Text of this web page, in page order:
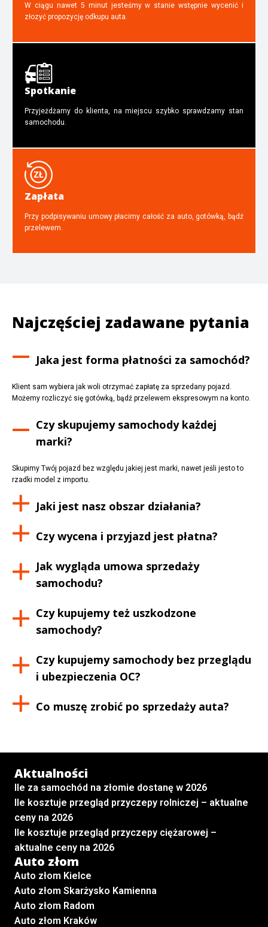
W ciągu nawet 5 minut jesteśmy w stanie wstępnie wycenić i
złozyć propozycję odkupu auta.
Spotkanie
Przyjeżdżamy do klienta, na miejscu szybko sprawdzamy stan
samochodu.
Zapłata
Przy podpisywaniu umowy płacimy całość za auto, gotówką, bądź
przelewem.
Najczęściej zadawane pytania
Jaka jest forma płatności za samochód?
Klient sam wybiera jak woli otrzymać zapłatę za sprzedany pojazd.
Możemy rozliczyć się gotówką, bądź przelewem ekspresowym na konto.
Czy skupujemy samochody każdej
marki?
Skupimy Twój pojazd bez względu jakiej jest marki, nawet jeśli jesto to
rzadki model z importu.
Jaki jest nasz obszar działania?
Czy wycena i przyjazd jest płatna?
Jak wygląda umowa sprzedaży
samochodu?
Czy kupujemy też uszkodzone
samochody?
Czy kupujemy samochody bez przeglądu
i ubezpieczenia OC?
Co muszę zrobić po sprzedaży auta?
Aktualności
Ile za samochód na złomie dostanę w 2026
Ile kosztuje przegląd przyczepy rolniczej – aktualne
ceny na 2026
Ile kosztuje przegląd przyczepy ciężarowej –
aktualne ceny na 2026
Auto złom
Auto złom Kielce
Auto złom Skarżysko Kamienna
Auto złom Radom
Auto złom Kraków